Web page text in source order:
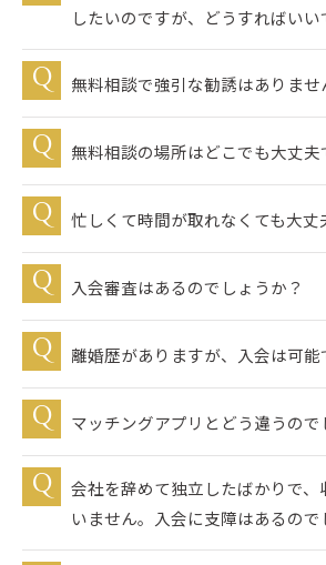
したいのですが、どうすればいい
無料相談で強引な勧誘はありませ
無料相談の場所はどこでも大丈夫
忙しくて時間が取れなくても大丈
入会審査はあるのでしょうか？
離婚歴がありますが、入会は可能
マッチングアプリとどう違うので
会社を辞めて独立したばかりで、
いません。入会に支障はあるので